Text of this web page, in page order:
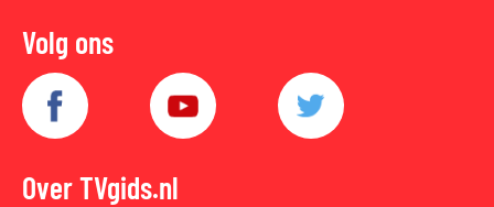
Volg ons
Over TVgids.nl